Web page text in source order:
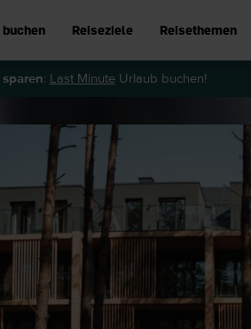
Reiseziele Reisethemen
: Last MinuteUrlaub buchen!